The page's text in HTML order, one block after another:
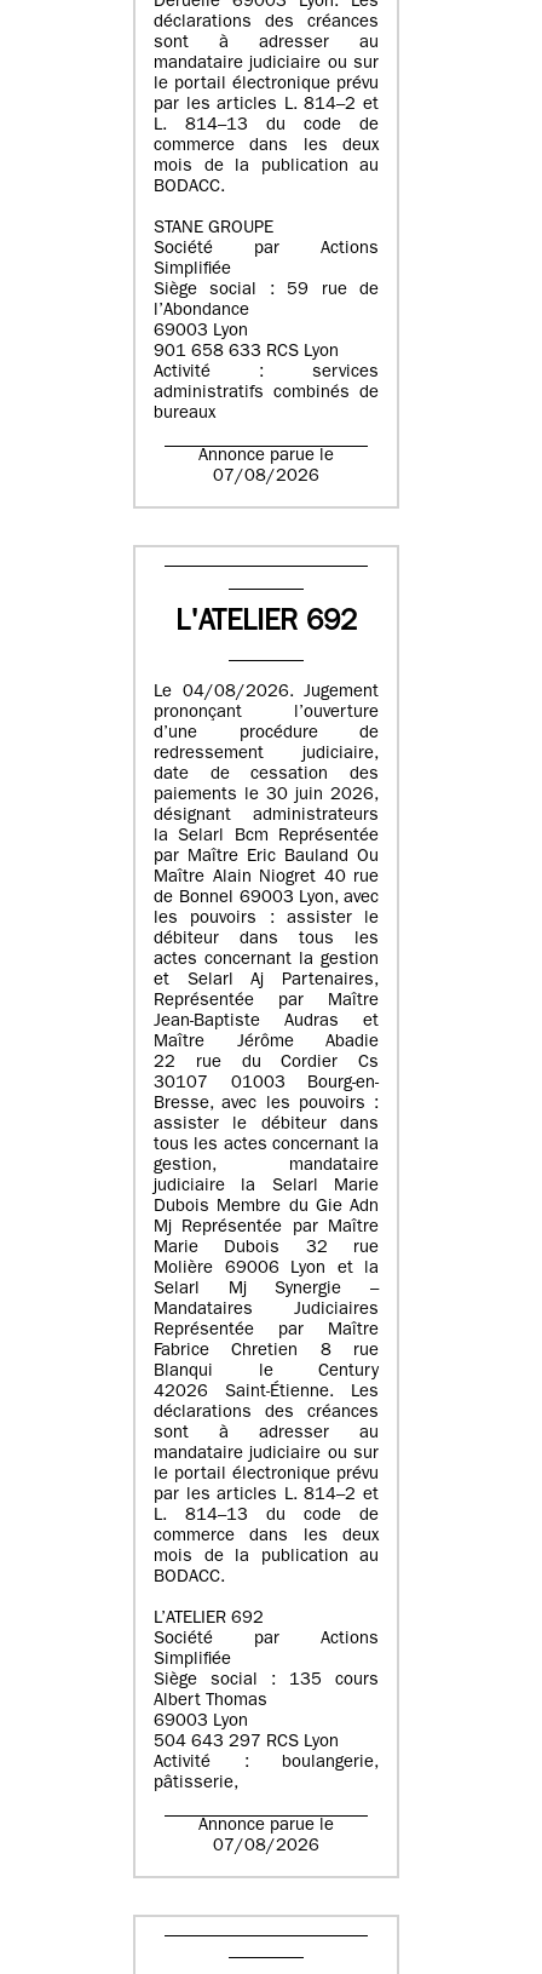
déclarations des créances
sont à adresser au
mandataire judiciaire ou sur
le portail électronique prévu
par les articles L. 814–2 et
L. 814–13 du code de
commerce dans les deux
mois de la publication au
BODACC.
STANE GROUPE
Société par Actions
Simplifiée
Siège social : 59 rue de
l’Abondance
69003 Lyon
901 658 633 RCS Lyon
Activité : services
administratifs combinés de
bureaux
Annonce parue le
07/08/2026
L'ATELIER 692
Le 04/08/2026. Jugement
prononçant l’ouverture
d’une procédure de
redressement judiciaire,
date de cessation des
paiements le 30 juin 2026,
désignant administrateurs
la Selarl Bcm Représentée
par Maître Eric Bauland Ou
Maître Alain Niogret 40 rue
de Bonnel 69003 Lyon, avec
les pouvoirs : assister le
débiteur dans tous les
actes concernant la gestion
et Selarl Aj Partenaires,
Représentée par Maître
Jean-Baptiste Audras et
Maître Jérôme Abadie
22 rue du Cordier Cs
30107 01003 Bourg-en-
Bresse, avec les pouvoirs :
assister le débiteur dans
tous les actes concernant la
gestion, mandataire
judiciaire la Selarl Marie
Dubois Membre du Gie Adn
Mj Représentée par Maître
Marie Dubois 32 rue
Molière 69006 Lyon et la
Selarl Mj Synergie –
Mandataires Judiciaires
Représentée par Maître
Fabrice Chretien 8 rue
Blanqui le Century
42026 Saint-Étienne. Les
déclarations des créances
sont à adresser au
mandataire judiciaire ou sur
le portail électronique prévu
par les articles L. 814–2 et
L. 814–13 du code de
commerce dans les deux
mois de la publication au
BODACC.
L’ATELIER 692
Société par Actions
Simplifiée
Siège social : 135 cours
Albert Thomas
69003 Lyon
504 643 297 RCS Lyon
Activité : boulangerie,
pâtisserie,
Annonce parue le
07/08/2026